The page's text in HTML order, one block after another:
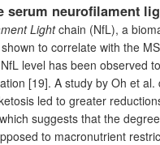
serum neurofilament
Lightchain (NfL), a
to correlate with the
level has been observed
[19]. A study by Oh et
led to greater
suggests that the
to macronutrient